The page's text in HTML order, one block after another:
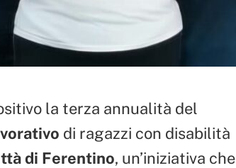
la terza annualità del
di ragazzi con disabilità
di Ferentino, un’iniziativa che